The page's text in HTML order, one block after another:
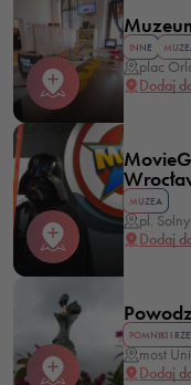
INNE
plac
Dodaj
MUZEA
pl.
Dodaj
POMNIKI I
most
Dodaj